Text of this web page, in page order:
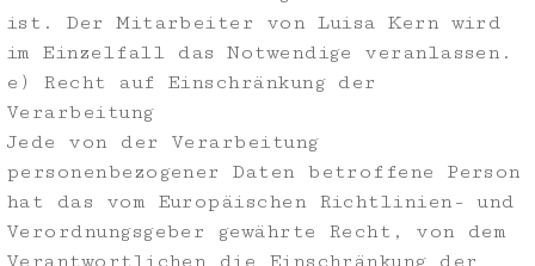
ist. Der Mitarbeiter von Luisa Kern wird
im Einzelfall das Notwendige veranlassen.
e) Recht auf Einschränkung der
Verarbeitung
Jede von der Verarbeitung
personenbezogener Daten betroffene Person
hat das vom Europäischen Richtlinien- und
Verordnungsgeber gewährte Recht, von dem
Verantwortlichen die Einschränkung der